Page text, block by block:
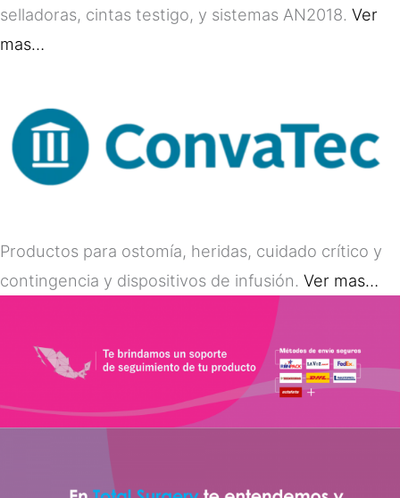
selladoras, cintas testigo, y sistemas AN2018. Ver
mas…
Productos para ostomía, heridas, cuidado crítico y
contingencia y dispositivos de infusión. Ver mas…